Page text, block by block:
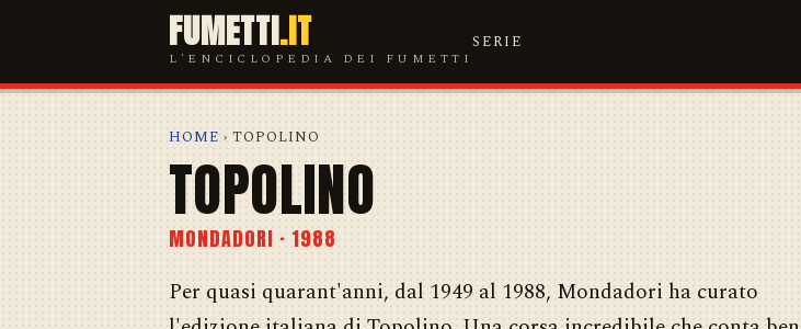
FUMETTI.IT
L'ENCICLOPEDIA DEI FUMETTI
SERIE
HOME › TOPOLINO
TOPOLINO
MONDADORI · 1988
Per quasi quarant'anni, dal 1949 al 1988, Mondadori ha curato